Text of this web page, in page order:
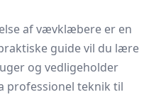
af vævklæbere er en
guide vil du lære
og vedligeholder
teknik til